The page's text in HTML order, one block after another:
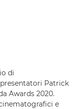
di
Patrick
Awards 2020.
e